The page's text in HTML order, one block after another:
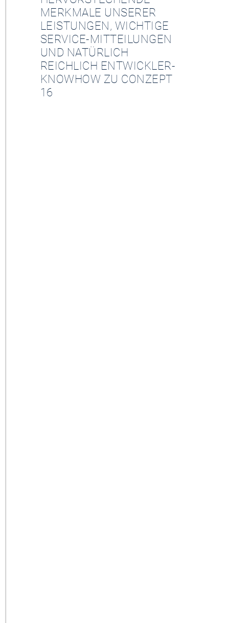
MERKMALE UNSERER
LEISTUNGEN, WICHTIGE
SERVICE-MITTEILUNGEN
UND NATÜRLICH
REICHLICH ENTWICKLER-
KNOWHOW ZU CONZEPT
16